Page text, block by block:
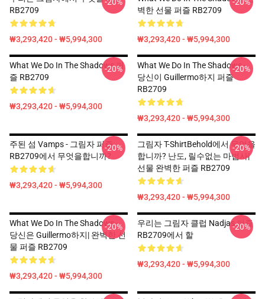
RB2709
₩3,293,420 - ₩5,994,300
벽한 선물 퍼즐 RB2709
₩3,293,420 - ₩5,994,300
What We Do In The Shadows 퍼
즐 RB2709
₩3,293,420 - ₩5,994,300
-20%
What We Do In The Shadows -
당신이 Guillermo하지 퍼즐
RB2709
₩3,293,420 - ₩5,994,300
-20%
주된 섬 Vamps - 그림자 퍼즐
RB2709에서 무엇을합니까?
₩3,293,420 - ₩5,994,300
-20%
그림자 T-ShirtBehold에서 무엇을
합니까? 난도, 릴수없는 마법사|
선물 완벽한 퍼즐 RB2709
₩3,293,420 - ₩5,994,300
-20%
What We Do In The Shadows -
당신은 Guillermo하지| 완벽한 선
물 퍼즐 RB2709
₩3,293,420 - ₩5,994,300
-20%
우리는 그림자 클럽 Nadjas 퍼즐
RB2709에서 할
₩3,293,420 - ₩5,994,300
-20%